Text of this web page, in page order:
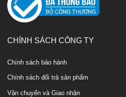
CHÍNH SÁCH CÔNG TY
Chính sách bảo hành
Chính sách đổi trả sản phẩm
Vận chuyển và Giao nhận